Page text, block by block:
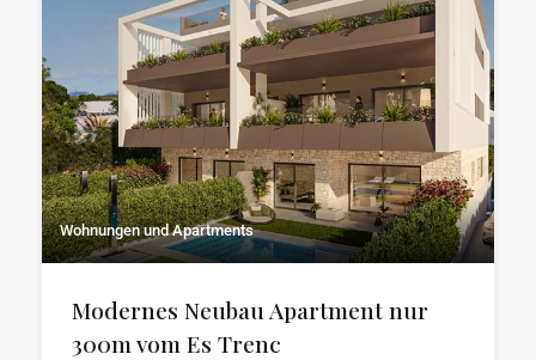
Wohnungen und Apartments
Modernes Neubau Apartment nur
300m vom Es Trenc